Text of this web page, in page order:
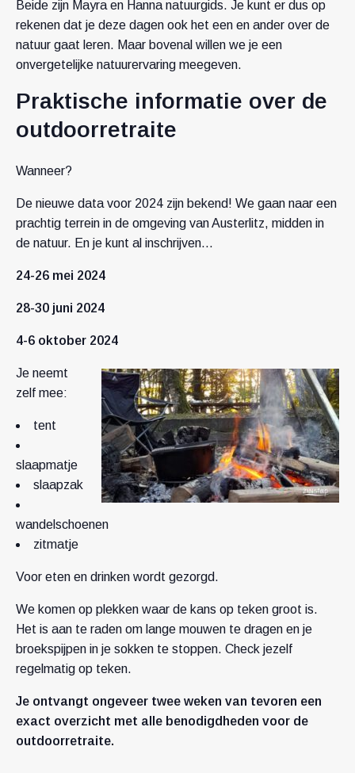
Beide zijn Mayra en Hanna natuurgids. Je kunt er dus op
rekenen dat je deze dagen ook het een en ander over de
natuur gaat leren. Maar bovenal willen we je een
onvergetelijke natuurervaring meegeven.
Praktische informatie over de
outdoorretraite
Wanneer?
De nieuwe data voor 2024 zijn bekend! We gaan naar een
prachtig terrein in de omgeving van Austerlitz, midden in
de natuur. En je kunt al inschrijven…
24-26 mei 2024
28-30 juni 2024
4-6 oktober 2024
Je neemt
zelf mee:
tent
slaapmatje
slaapzak
wandelschoenen
zitmatje
Voor eten en drinken wordt gezorgd.
We komen op plekken waar de kans op teken groot is.
Het is aan te raden om lange mouwen te dragen en je
broekspijpen in je sokken te stoppen. Check jezelf
regelmatig op teken.
Je ontvangt ongeveer twee weken van tevoren een
exact overzicht met alle benodigdheden voor de
outdoorretraite.